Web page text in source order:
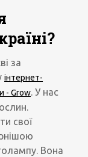
за
інтернет-
- Grow. У нас
свої
Вона